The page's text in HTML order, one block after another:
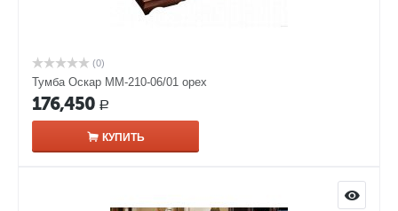
(0)
Тумба Оскар ММ-210-06/01 орех
176,450 Р
КУПИТЬ